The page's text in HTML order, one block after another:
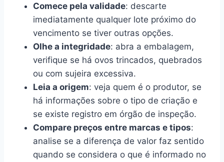
Comece pela validade: descarte
imediatamente qualquer lote próximo do
vencimento se tiver outras opções.
Olhe a integridade: abra a embalagem,
verifique se há ovos trincados, quebrados
ou com sujeira excessiva.
Leia a origem: veja quem é o produtor, se
há informações sobre o tipo de criação e
se existe registro em órgão de inspeção.
Compare preços entre marcas e tipos:
analise se a diferença de valor faz sentido
quando se considera o que é informado no